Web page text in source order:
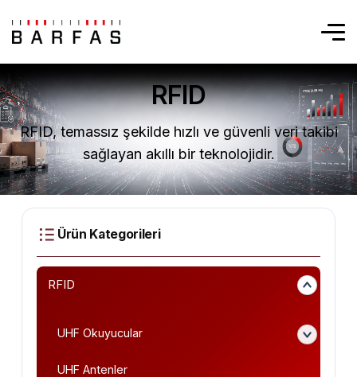
RFID
RFID, temassız şekilde hızlı ve güvenli veri takibi
sağlayan akıllı bir teknolojidir.
RFID
UHF Okuyucular
UHF Antenler